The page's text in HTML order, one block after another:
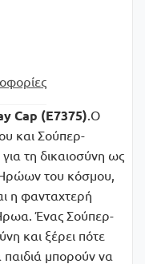
Cap (E7375) .Ο
και Σούπερ-
τη δικαιοσύνη ως
του κόσμου,
η φανταχτερή
Ένας Σούπερ-
και ξέρει πότε
παιδιά μπορούν να